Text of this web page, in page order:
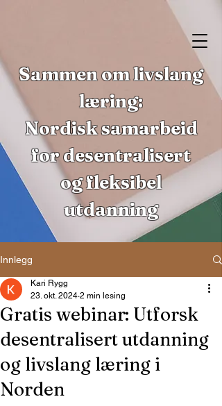
Sammen om livslang
læring:
Nordisk samarbeid
for desentralisert
og fleksibel
utdanning
Innlegg
Gratis webinar: Utforsk
desentralisert utdanning
og livslang læring i
Norden
Kari Rygg
23. okt. 2024 2 min lesing